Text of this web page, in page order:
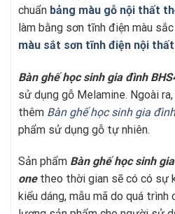
chuẩn bảng màu gỗ nội thất
làm bằng sơn tĩnh điện màu
màu sắt sơn tĩnh điện nội
Bàn ghế học sinh gia đình
sử dụng gỗ Melamine. Ngoài
thêm Bàn ghế học sinh gia
phẩm sử dụng gỗ tự nhiên.
Sản phẩm Bàn ghế học sinh
onetheo thời gian sẽ có có sự
kiểu dáng, mẫu mã do quá